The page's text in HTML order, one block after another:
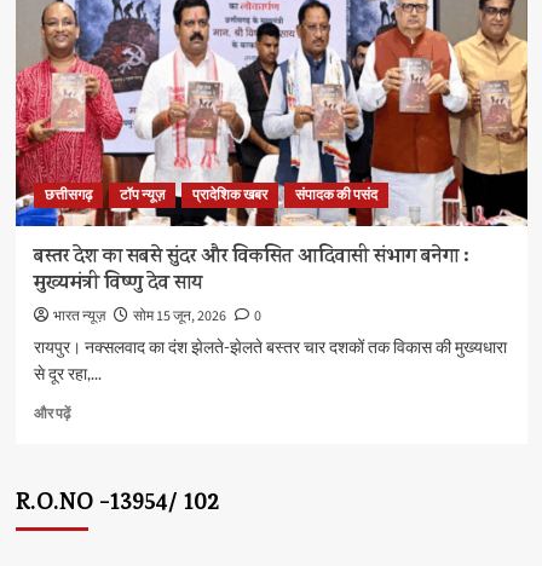
:
मुख्यमंत्री
विष्णु
देव
साय
के
बारे
में
और
पढ़ें
छत्तीसगढ़ टॉप न्यूज़ प्रादेशिक खबर संपादक की पसंद
बस्तर देश का सबसे सुंदर और विकसित आदिवासी संभाग बनेगा :
मुख्यमंत्री विष्णु देव साय
भारत न्यूज़ सोम 15 जून, 2026
0
रायपुर। नक्सलवाद का दंश झेलते-झेलते बस्तर चार दशकों तक विकास की मुख्यधारा
से दूर रहा,...
और पढ़ेंबस्तर
सुंदर
और
R.O.NO -13954/ 102